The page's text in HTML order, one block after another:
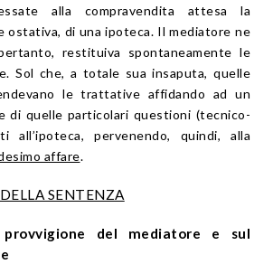
alla compravendita attesa la
ostativa, di una ipoteca. Il mediatore ne
restituiva spontaneamente le
Sol che, a totale sua insaputa, quelle
le trattative affidando ad un
di quelle particolari questioni (tecnico-
all’ipoteca, pervenendo, quindi, alla
affare.
SENTENZA
del mediatore e sul